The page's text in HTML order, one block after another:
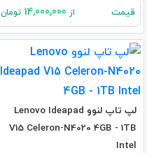
قیمت از تومان
لپ تاپ لنوو Lenovo Ideapad
V15 Celeron-N4020 4GB - 1TB
Intel